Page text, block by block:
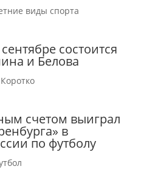
виды спорта
состоится
и Белова
Коротко
счетом выиграл
в
по футболу